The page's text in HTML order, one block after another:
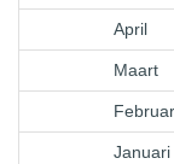
April
Maart
Januari